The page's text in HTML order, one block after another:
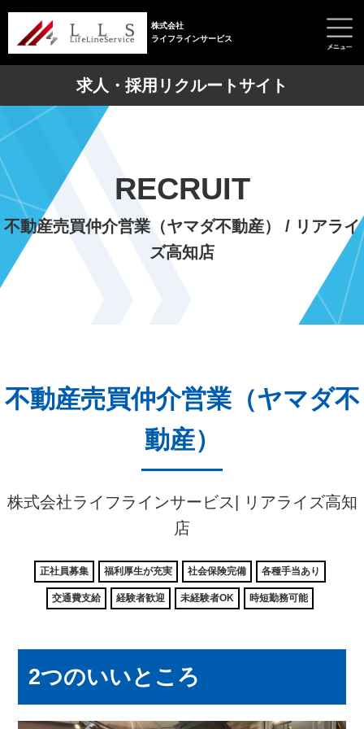
株式会社
ライフラインサービス
求人・採用リクルートサイト
RECRUIT
不動産売買仲介営業（ヤマダ不動産） / リアライ
ズ高知店
不動産売買仲介営業（ヤマダ不
動産）
株式会社ライフラインサービス| リアライズ高知
店
正社員募集 福利厚生が充実 社会保険完備 各種手当あり
交通費支給 経験者歓迎 未経験者OK 時短勤務可能
2つのいいところ